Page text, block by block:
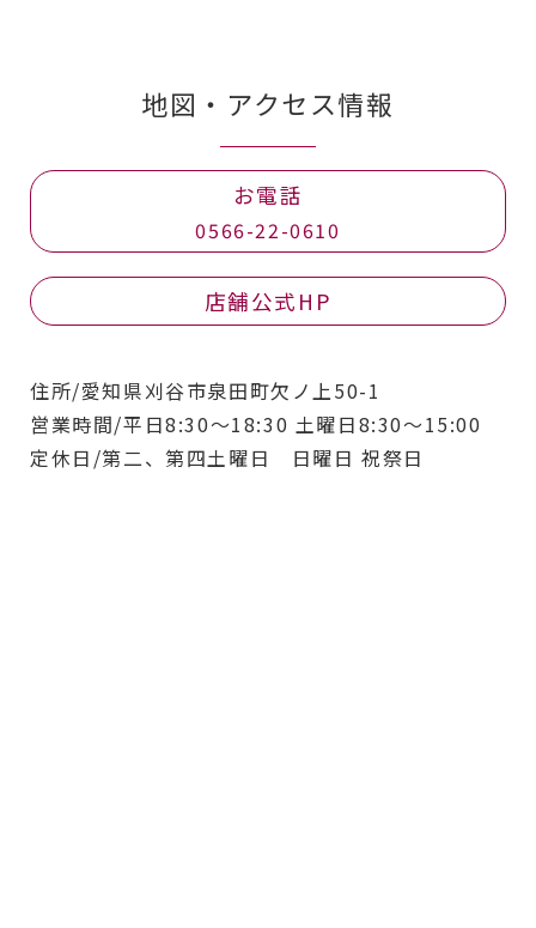
地図・アクセス情報
お電話
0566-22-0610
店舗公式HP
住所/愛知県刈谷市泉田町欠ノ上50-1
営業時間/平日8:30〜18:30 土曜日8:30〜15:00
定休日/第二、第四土曜日 日曜日 祝祭日